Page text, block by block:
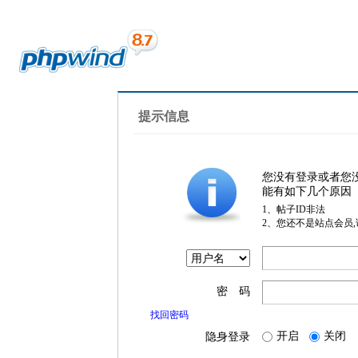
提示信息
您没有登录或者您
能有如下几个原因
1、帖子ID非法
2、您还不是站点会员
密 码
找回密码
隐身登录 开启 关闭